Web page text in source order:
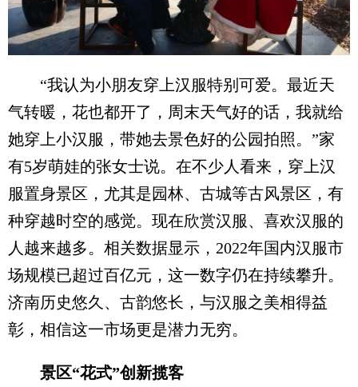
“我认为小朋友穿上汉服特别可爱。最近天
气转暖，花也都开了，周末天气好的话，我就给
她穿上小汉服，带她去景色好的公园拍照。”家
有5岁萌娃的张女士说。在不少人看来，穿上汉
服置身景区，尤其是园林、古城等古风景区，有
种穿越时空的感觉。现在欣赏汉服、喜欢汉服的
人越来越多。相关数据显示，2022年国内汉服市
场规模已超过百亿元，这一数字仍在持续攀升。
济南历史悠久、古韵悠长，与汉服之美相得益
彰，相信这一市场更是潜力无穷。
景区“花式”创新揽客